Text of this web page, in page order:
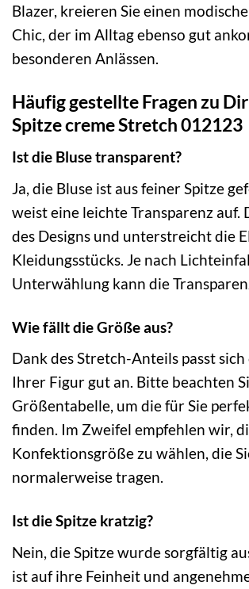
Blazer, kreieren Sie einen
Chic, der im Alltag ebenso gut
besonderen Anlässen.
Häufig gestellte Fragen zu
Spitze creme Stretch 012123
Ist die Bluse transparent?
Ja, die Bluse ist aus feiner Spitze
weist eine leichte Transparenz auf.
des Designs und unterstreicht die
Kleidungsstücks. Je nach
Unterwählung kann die
Wie fällt die Größe aus?
Dank des Stretch-Anteils passt sich
Ihrer Figur gut an. Bitte beachten
Größentabelle, um die für Sie
finden. Im Zweifel empfehlen wir,
Konfektionsgröße zu wählen, die
normalerweise tragen.
Ist die Spitze kratzig?
Nein, die Spitze wurde sorgfältig
ist auf ihre Feinheit und